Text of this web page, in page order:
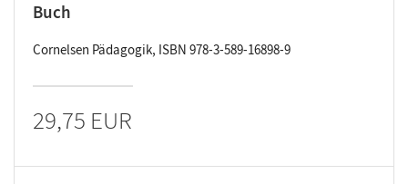
Buch
Cornelsen Pädagogik, ISBN 978-3-589-16898-9
29,75 EUR